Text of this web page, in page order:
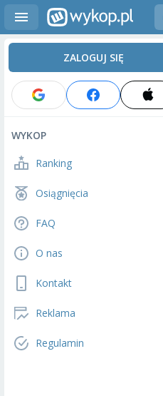
ZALOGUJ SIĘ
WYKOP
Ranking
Osiągnięcia
FAQ
O nas
Kontakt
Reklama
Regulamin